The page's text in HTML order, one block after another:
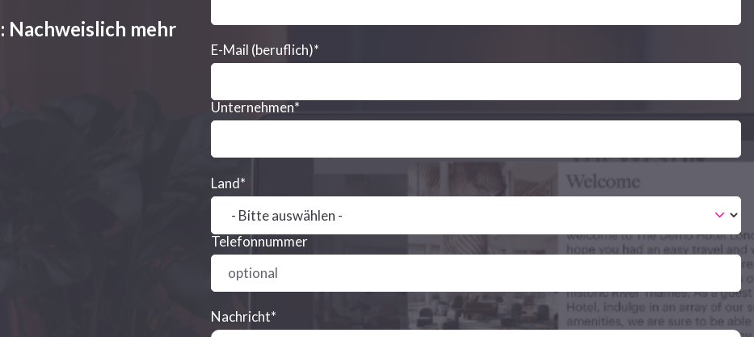
Nachweislich mehr
E-Mail (beruflich)*
Unternehmen*
Land*
Telefonnummer
Nachricht*